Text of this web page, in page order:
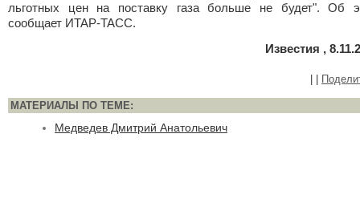
льготных цен на поставку газа больше не будет". Об
сообщает ИТАР-ТАСС.
Известия ,
МАТЕРИАЛЫ ПО ТЕМЕ:
Медведев Дмитрий Анатольевич